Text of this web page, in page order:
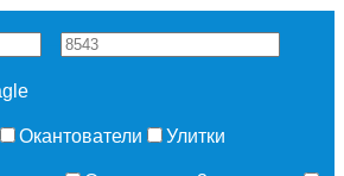
Окантователи
Улитки